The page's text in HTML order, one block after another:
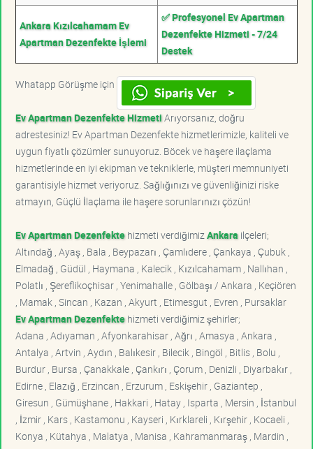
Ankara Kızılcahamam Ev
Apartman Dezenfekte İşlemi
✅ Profesyonel Ev Apartman
Dezenfekte Hizmeti - 7/24
Destek
Whatapp Görüşme için
Ev Apartman Dezenfekte HizmetiArıyorsanız, doğru
adrestesiniz! Ev Apartman Dezenfekte hizmetlerimizle, kaliteli ve
uygun fiyatlı çözümler sunuyoruz. Böcek ve haşere ilaçlama
hizmetlerinde en iyi ekipman ve tekniklerle, müşteri memnuniyeti
garantisiyle hizmet veriyoruz. Sağlığınızı ve güvenliğinizi riske
atmayın, Güçlü İlaçlama ile haşere sorunlarınızı çözün!
Ev Apartman Dezenfektehizmeti verdiğimiz Ankara ilçeleri;
Altındağ , Ayaş , Bala , Beypazarı , Çamlıdere , Çankaya , Çubuk ,
Elmadağ , Güdül , Haymana , Kalecik , Kızılcahamam , Nallıhan ,
Polatlı , Şereflikoçhisar , Yenimahalle , Gölbaşı / Ankara , Keçiören
, Mamak , Sincan , Kazan , Akyurt , Etimesgut , Evren , Pursaklar
Ev Apartman Dezenfektehizmeti verdiğimiz şehirler;
Adana , Adıyaman , Afyonkarahisar , Ağrı , Amasya , Ankara ,
Antalya , Artvin , Aydın , Balıkesir , Bilecik , Bingöl , Bitlis , Bolu ,
Burdur , Bursa , Çanakkale , Çankırı , Çorum , Denizli , Diyarbakır ,
Edirne , Elazığ , Erzincan , Erzurum , Eskişehir , Gaziantep ,
Giresun , Gümüşhane , Hakkari , Hatay , Isparta , Mersin , İstanbul
, İzmir , Kars , Kastamonu , Kayseri , Kırklareli , Kırşehir , Kocaeli ,
Konya , Kütahya , Malatya , Manisa , Kahramanmaraş , Mardin ,